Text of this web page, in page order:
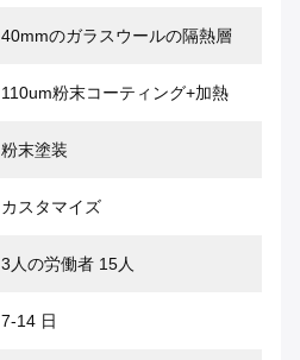
40mmのガラスウールの隔熱層
110um粉末コーティング+加熱
粉末塗装
カスタマイズ
3人の労働者 15人
7-14 日